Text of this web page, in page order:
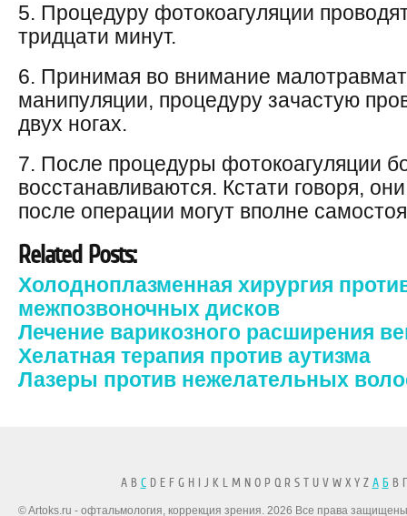
5. Процедуру фотокоагуляции
тридцати минут.
6. Принимая во внимание
манипуляции, процедуру зачастую
двух ногах.
7. После процедуры фотокоагуляции
восстанавливаются. Кстати говоря,
после операции могут вполне
Related Posts:
Холодноплазменная хирургия
межпозвоночных дисков
Лечение варикозного расширения
Хелатная терапия против аутизма
Лазеры против нежелательных
A B CD E F G H I J K L M N O P Q R S T U V W X Y Z А БВ
© Artoks.ru - офтальмология, коррекция зрения. 2026 Все права